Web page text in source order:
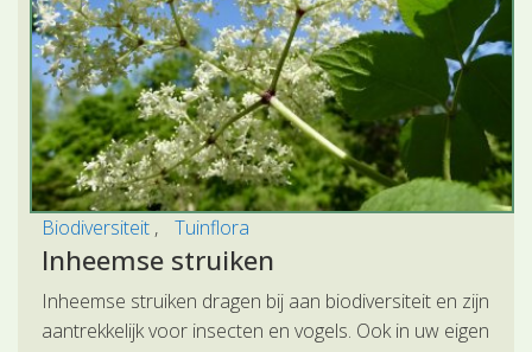
Biodiversiteit Tuinflora
Inheemse struiken
Inheemse struiken dragen bij aan biodiversiteit en zijn
aantrekkelijk voor insecten en vogels. Ook in uw eigen